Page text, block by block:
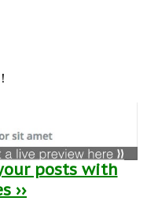
posts with
››